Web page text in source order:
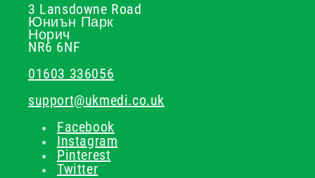
3 Lansdowne Road
Юниън Парк
Норич
NR6 6NF
01603 336056
support@ukmedi.co.uk
Facebook
Instagram
Pinterest
Twitter